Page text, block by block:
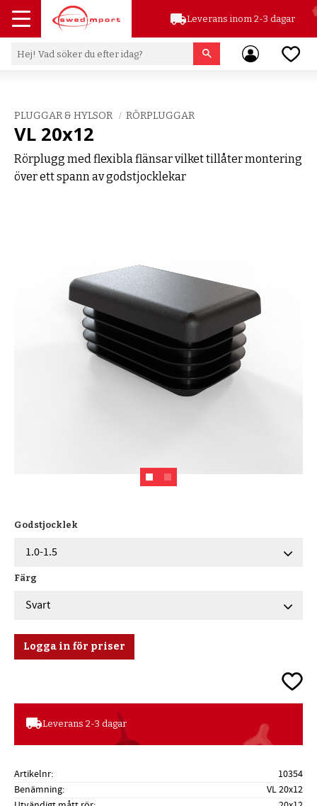
Meny
local_shippingLeverans inom 2-3 dagar
PLUGGAR & HYLSOR RÖRPLUGGAR
VL 20x12
Rörplugg med flexibla flänsar vilket tillåter montering
över ett spann av godstjocklekar
Godstjocklek
Färg
Logga in för priser
Lägg
local_shippingLeverans 2-3 dagar
Artikelnr
10354
Benämning
VL 20x12